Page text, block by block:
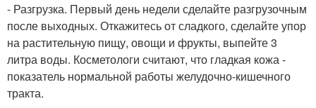
- Разгрузка. Первый день недели сделайте разгрузочным
после выходных. Откажитесь от сладкого, сделайте упор
на растительную пищу, овощи и фрукты, выпейте 3
литра воды. Косметологи считают, что гладкая кожа -
показатель нормальной работы желудочно-кишечного
тракта.